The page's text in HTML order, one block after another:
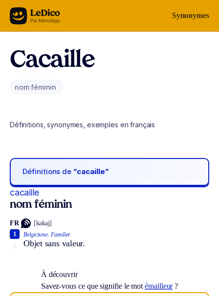
Aller au contenu Synonymes
Cacaille
nom féminin
Définitions, synonymes, exemples en français
Définitions de “cacaille“
cacaille
nom féminin
FR [kakaj]
Belgicisme. Familier.
Objet sans valeur.
1
À découvrir
Savez-vous ce que signifie le motémailleur?